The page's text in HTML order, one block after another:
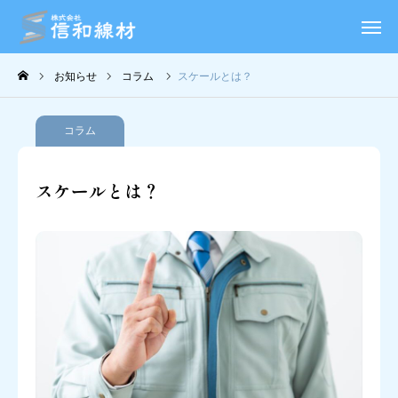
お知らせ コラム スケールとは？
コラム
スケールとは？
事業内容
会社概要
お問い合わせ